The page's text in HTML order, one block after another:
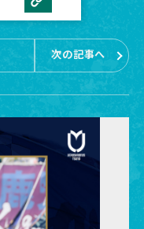
次の記事へ